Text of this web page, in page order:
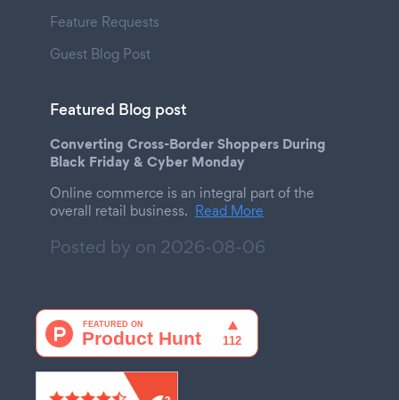
Feature Requests
Guest Blog Post
Featured Blog post
Converting Cross-Border Shoppers During
Black Friday & Cyber Monday
Online commerce is an integral part of the
overall retail business. Read More
Posted by on 2026-08-06